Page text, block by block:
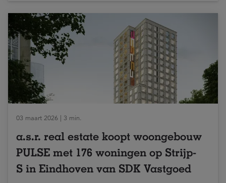
03 maart 2026 | 3 min.
a.s.r. real estate koopt woongebouw
PULSE met 176 woningen op Strijp-
S in Eindhoven van SDK Vastgoed